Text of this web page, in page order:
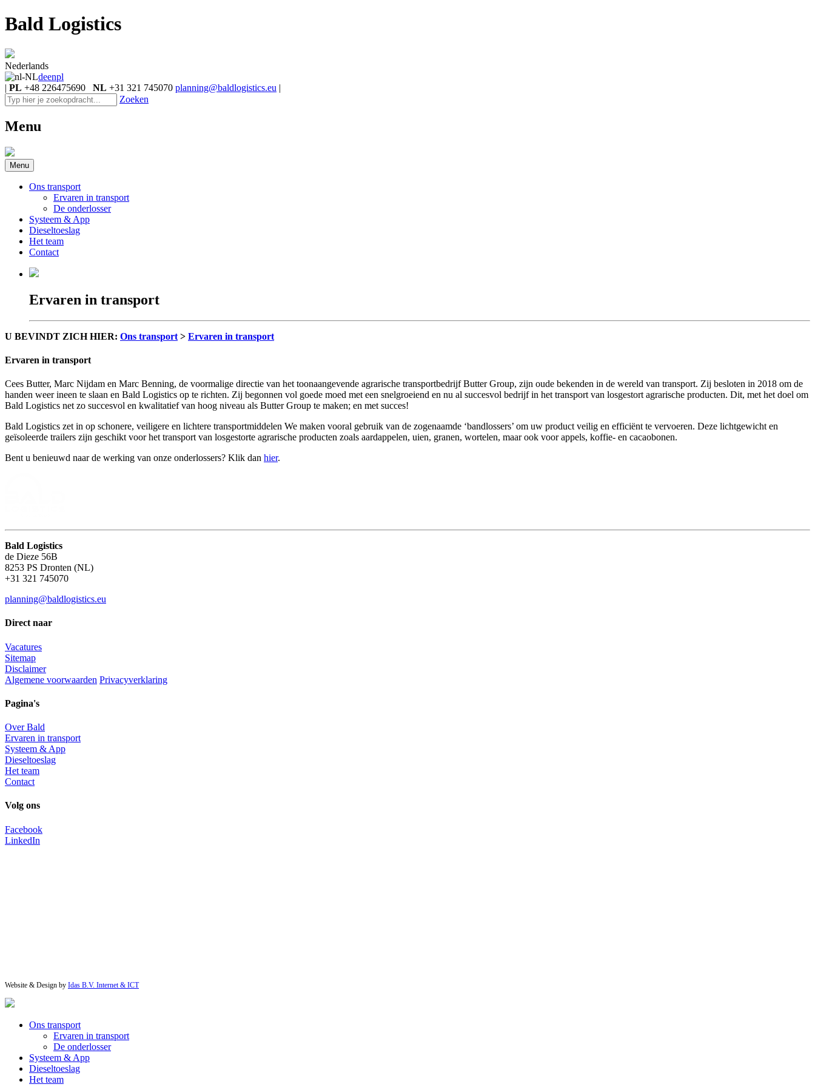
Bald Logistics
Nederlands
deenpl
| PL +48 226475690 NL +31 321 745070 planning@baldlogistics.eu |
Zoeken
Menu
Menu
Ons transport
Ervaren in transport
De onderlosser
Systeem & App
Dieseltoeslag
Het team
Contact
Ervaren in transport
U BEVINDT ZICH HIER: Ons transport > Ervaren in transport
Ervaren in transport
Cees Butter, Marc Nijdam en Marc Benning, de voormalige directie van het toonaangevende agrarische transportbedrijf Butter Group, zijn oude bekenden in de wereld van transport. Zij besloten in 2018 om de
handen weer ineen te slaan en Bald Logistics op te richten. Zij begonnen vol goede moed met een snelgroeiend en nu al succesvol bedrijf in het transport van losgestort agrarische producten. Dit, met het doel om
Bald Logistics net zo succesvol en kwalitatief van hoog niveau als Butter Group te maken; en met succes!
Bald Logistics zet in op schonere, veiligere en lichtere transportmiddelen We maken vooral gebruik van de zogenaamde ‘bandlossers’ om uw product veilig en efficiënt te vervoeren. Deze lichtgewicht en
geïsoleerde trailers zijn geschikt voor het transport van losgestorte agrarische producten zoals aardappelen, uien, granen, wortelen, maar ook voor appels, koffie- en cacaobonen.
Bent u benieuwd naar de werking van onze onderlossers? Klik dan hier.
Bald Logistics
de Dieze 56B
8253 PS Dronten (NL)
+31 321 745070
planning@baldlogistics.eu
Direct naar
Vacatures
Sitemap
Disclaimer
Algemene voorwaarden Privacyverklaring
Pagina's
Over Bald
Ervaren in transport
Systeem & App
Dieseltoeslag
Het team
Contact
Volg ons
Facebook
LinkedIn
Website & Design by Idas B.V. Internet & ICT
Ons transport
Ervaren in transport
De onderlosser
Systeem & App
Dieseltoeslag
Het team